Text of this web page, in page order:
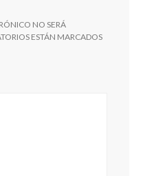
NO SERÁ
ESTÁN MARCADOS